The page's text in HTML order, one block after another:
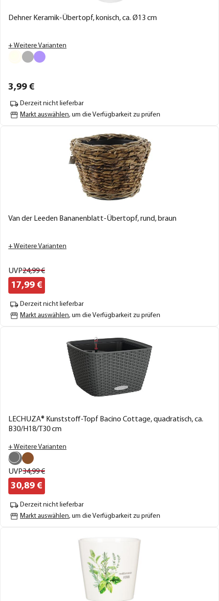
Dehner Keramik-Übertopf, konisch, ca. Ø13 cm
+ Weitere Varianten
3,99 €
Derzeit nicht lieferbar
Markt auswählen, um die Verfügbarkeit zu prüfen
Van der Leeden Bananenblatt-Übertopf, rund, braun
+ Weitere Varianten
UVP24,99€
17,99 €
Derzeit nicht lieferbar
Markt auswählen, um die Verfügbarkeit zu prüfen
LECHUZA® Kunststoff-Topf Bacino Cottage, quadratisch, ca.
B30/H18/T30 cm
+ Weitere Varianten
UVP34,99€
30,89 €
Derzeit nicht lieferbar
Markt auswählen, um die Verfügbarkeit zu prüfen